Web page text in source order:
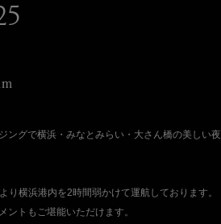
ングで横浜・みなとみらい・大さん橋の美しい夜
横浜港内を2時間弱かけて運航しております。
トもご堪能いただけます。